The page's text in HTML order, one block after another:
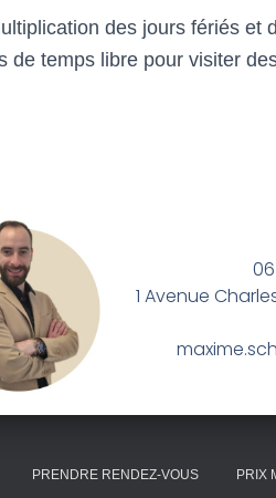
des jours fériés et
de temps libre pour visiter
1 Avenue
PRENDRE RENDEZ-VOUS PRIX